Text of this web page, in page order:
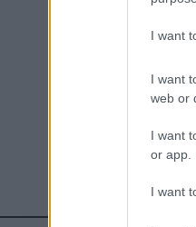
I want
I want
web or
I want
or app.
I want